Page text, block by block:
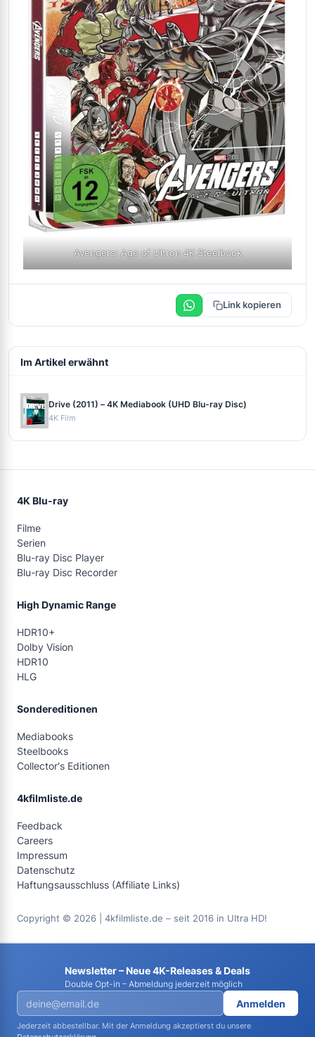
Avengers: Age of Ultron 4K Steelbook
Link kopieren
Im Artikel erwähnt
Drive (2011) – 4K Mediabook (UHD Blu-ray Disc)
4K Film
4K Blu-ray
Filme
Serien
Blu-ray Disc Player
Blu-ray Disc Recorder
High Dynamic Range
HDR10+
Dolby Vision
HDR10
HLG
Sondereditionen
Mediabooks
Steelbooks
Collector's Editionen
4kfilmliste.de
Feedback
Careers
Impressum
Datenschutz
Haftungsausschluss (Affiliate Links)
Copyright © 2026 | 4kfilmliste.de – seit 2016 in Ultra HD!
Newsletter – Neue 4K-Releases & Deals
Double Opt-in – Abmeldung jederzeit möglich
Anmelden
Jederzeit abbestellbar. Mit der Anmeldung akzeptierst du unsere